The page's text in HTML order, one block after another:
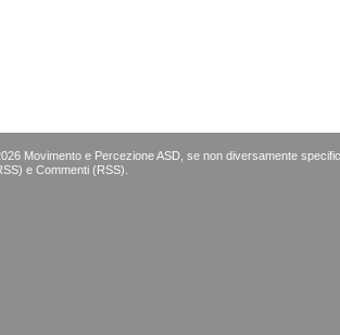
Movimento e Percezione ASD, se non diversamente
e Commenti (RSS)